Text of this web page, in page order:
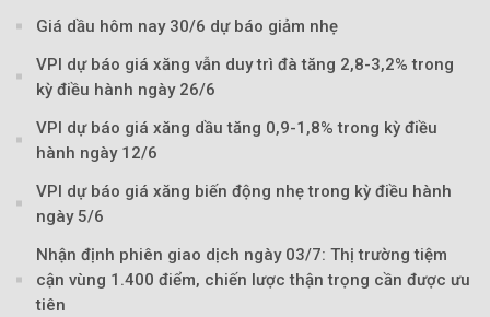
Giá dầu hôm nay 30/6 dự báo giảm nhẹ
VPI dự báo giá xăng vẫn duy trì đà tăng 2,8-3,2% trong
kỳ điều hành ngày 26/6
VPI dự báo giá xăng dầu tăng 0,9-1,8% trong kỳ điều
hành ngày 12/6
VPI dự báo giá xăng biến động nhẹ trong kỳ điều hành
ngày 5/6
Nhận định phiên giao dịch ngày 03/7: Thị trường tiệm
cận vùng 1.400 điểm, chiến lược thận trọng cần được ưu
tiên